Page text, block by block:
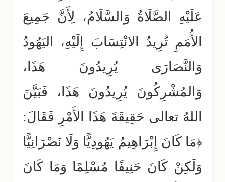
عَلَيْهِ الصَّلَاةُ وَالسَّلَامُ، لِأَنَّ جَمِيعَ
الأُمَمِ تُرِيدُ الانْتِسَابَ إِلَيْهِ، اليَهُودُ
وَالنَّصَارَى يُرِيدُونَ هَذَا،
وَالمُشْرِكُونَ يُرِيدُونَ هَذَا، فَبَيَّنَ
اللهُ تعالى حَقِيقَةَ هَذَا الأَمْرِ فَقَالَ:
﴿مَا كَانَ إِبْرَاهِيمُ يَهُودِيًّا وَلَا نَصْرَانِيًّا
وَلَكِنْ كَانَ حَنِيفًا مُسْلِمًا وَمَا كَانَ